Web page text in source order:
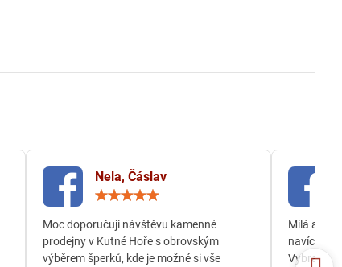
Nela, Čáslav
/
5
Moc doporučuji návštěvu kamenné
prodejny v Kutné Hoře s obrovským
výběrem šperků, kde je možné si vše
Milá a
navíc
Vybrala